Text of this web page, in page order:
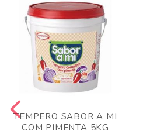
TEMPERO SABOR A MI
COM PIMENTA 5KG